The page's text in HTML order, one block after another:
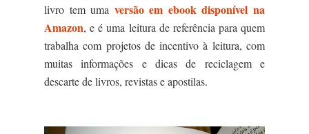
livro tem uma versão em ebook disponível na
Amazon, e é uma leitura de referência para quem
trabalha com projetos de incentivo à leitura, com
muitas informações e dicas de reciclagem e
descarte de livros, revistas e apostilas.